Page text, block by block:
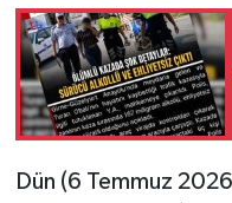
Dün (6 Temmuz